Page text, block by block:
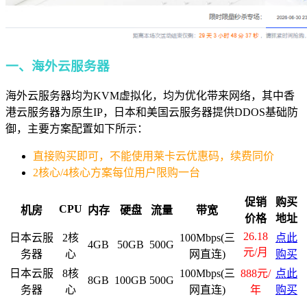
一、海外云服务器
海外云服务器均为KVM虚拟化，均为优化带来网络，其中香
港云服务器为原生IP，日本和美国云服务器提供DDOS基础防
御，主要方案配置如下所示：
直接购买即可，不能使用莱卡云优惠码，续费同价
2核心/4核心方案每位用户限购一台
机房 CPU 内存 硬盘 流量 带宽
促销
价格
购买
地址
日本云服
务器
2核
心
4GB 50GB 500G
100Mbps(三
网直连)
26.18
元/月
点此
购买
日本云服
务器
8核
心
8GB 100GB 500G
100Mbps(三
网直连)
888元/
年
点此
购买